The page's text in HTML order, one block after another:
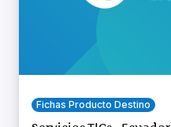
Fichas Producto Destino